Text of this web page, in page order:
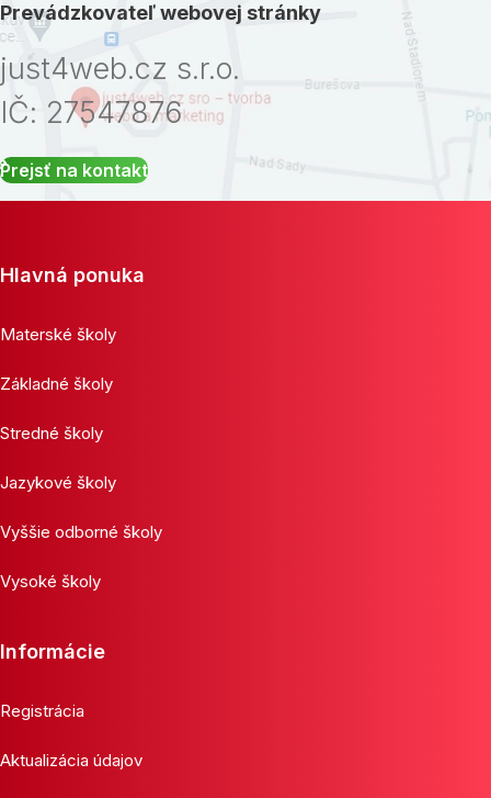
Prevádzkovateľ webovej stránky
just4web.cz s.r.o.
IČ: 27547876
Prejsť na kontakt
Hlavná ponuka
Materské školy
Základné školy
Stredné školy
Jazykové školy
Vyššie odborné školy
Vysoké školy
Informácie
Registrácia
Aktualizácia údajov